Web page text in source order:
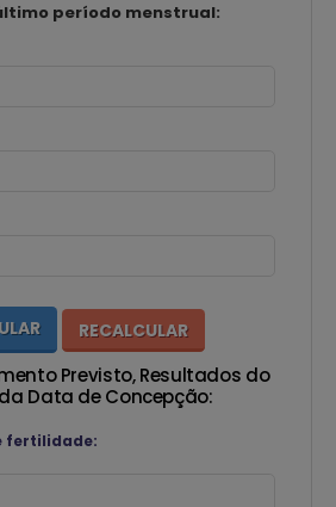
período menstrual:
Previsto, Resultados do
Data de Concepção:
fertilidade: